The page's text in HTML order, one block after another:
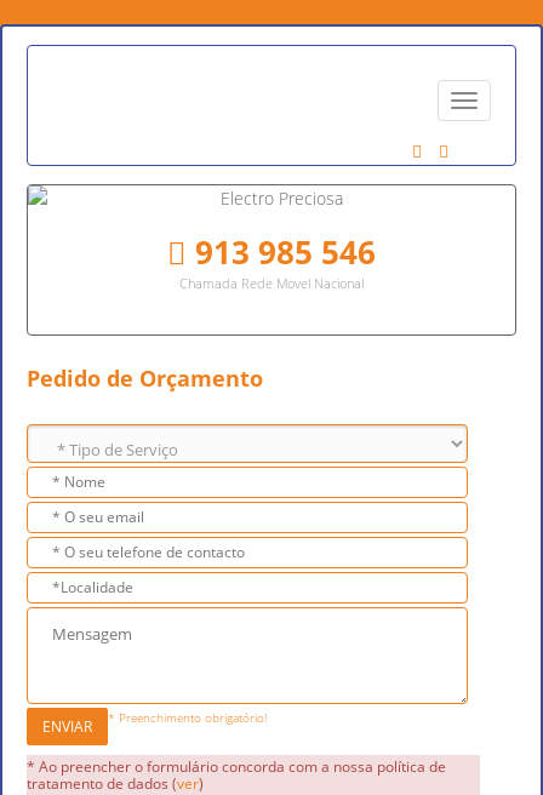
913 985 546
Chamada Rede Movel Nacional
Pedido de Orçamento
ENVIAR * Preenchimento obrigatório!
* Ao preencher o formulário concorda com a nossa política de
tratamento de dados (ver)